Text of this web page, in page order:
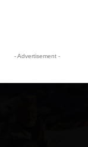
- Advertisement -